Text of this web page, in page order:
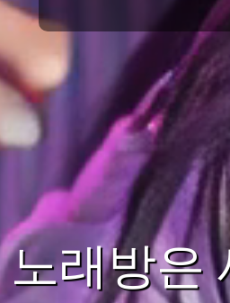
래방은